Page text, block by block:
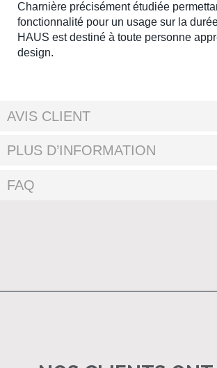
Charnière précisément étudiée
fonctionnalité pour un usage sur la
HAUS est destiné à toute personne
design.
AVIS CLIENT
PLUS D’INFORMATION
FAQ